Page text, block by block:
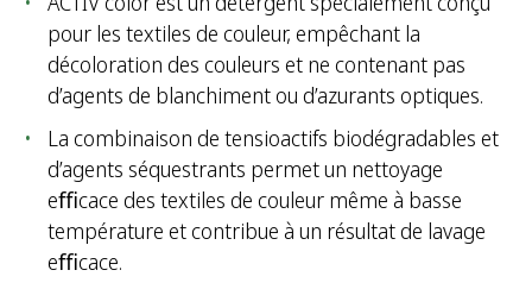
pour les textiles de couleur, empêchant la
décoloration des couleurs et ne contenant pas
d’agents de blanchiment ou d’azurants optiques.
La combinaison de tensioactifs biodégradables et
d’agents séquestrants permet un nettoyage
eﬃcace des textiles de couleur même à basse
température et contribue à un résultat de lavage
eﬃcace.